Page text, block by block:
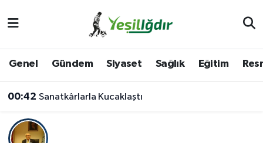
Genel Gündem Siyaset Sağlık Eğitim
00:42 Sanatkârlarla Kucaklaştı
Iğdır Trafik Yoğunluk Haritası